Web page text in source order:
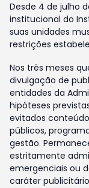
Desde 4 de julho
institucional do
suas unidades
restrições
Nos três meses
divulgação de
entidades da
hipóteses
evitados
públicos,
gestão.
estritamente
emergenciais ou
caráter